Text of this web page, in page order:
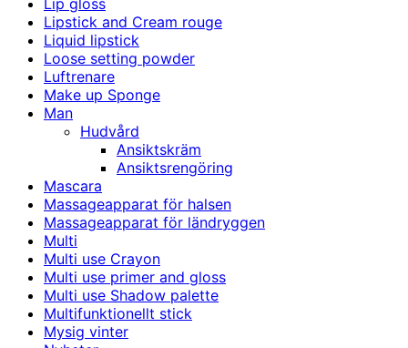
Lip gloss
Lipstick and Cream rouge
Liquid lipstick
Loose setting powder
Luftrenare
Make up Sponge
Man
Hudvård
Ansiktskräm
Ansiktsrengöring
Mascara
Massageapparat för halsen
Massageapparat för ländryggen
Multi
Multi use Crayon
Multi use primer and gloss
Multi use Shadow palette
Multifunktionellt stick
Mysig vinter